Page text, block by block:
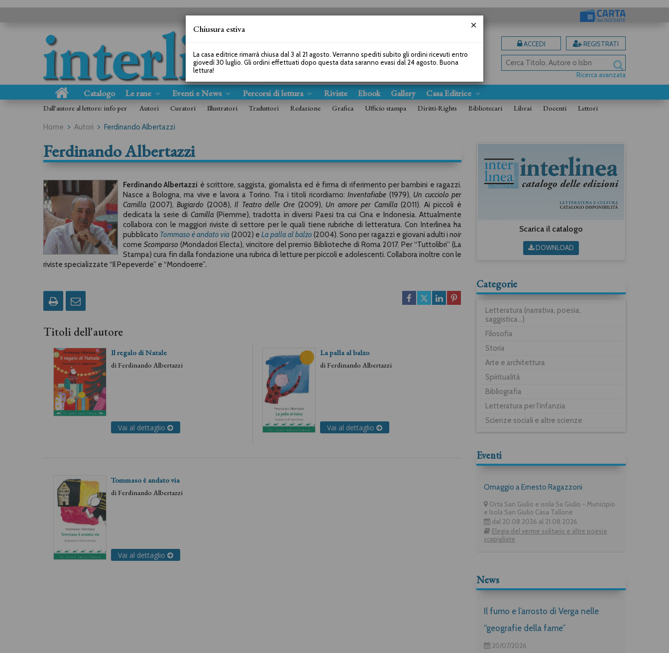
ACCEDI REGISTRATI
Ricerca avanzata
Catalogo Le rane Eventi e News Percorsi di lettura Riviste Ebook Gallery Casa Editrice
Dall'autore al lettore: info per Autori Curatori Illustratori Traduttori Redazione Grafica Ufficio stampa Diritti-Rights Bibliotecari Librai Docenti Lettori
Home Autori Ferdinando Albertazzi
Ferdinando Albertazzi
Ferdinando Albertazzi è scrittore, saggista, giornalista ed è firma di riferimento per bambini e ragazzi.
Nasce a Bologna, ma vive e lavora a Torino. Tra i titoli ricordiamo:Inventafiabe (1979), Un cucciolo per
Camilla (2007),Bugiardo (2008),Il Teatro delle Ore(2009), Un amore per Camilla(2011). Ai piccoli è
dedicata la serie di Camilla(Piemme), tradotta in diversi Paesi tra cui Cina e Indonesia. Attualmente
collabora con le maggiori riviste di settore per le quali tiene rubriche di letteratura. Con Interlinea ha
pubblicato Tommaso è andato via (2002) e La palla al balzo (2004). Sono per ragazzi e giovani adulti inoir
comeScomparso(Mondadori Electa), vincitore del premio Biblioteche di Roma 2017. Per “Tuttolibri” (La
Stampa) cura fin dalla fondazione una rubrica di letture per piccoli e adolescenti. Collabora inoltre con le
riviste specializzate “Il Pepeverde” e “Mondoerre”.
Titoli dell'autore
Il regalo di Natale
diFerdinando Albertazzi
Vai al dettaglio
La palla al balzo
diFerdinando Albertazzi
Vai al dettaglio
Tommaso è andato via
diFerdinando Albertazzi
Vai al dettaglio
Scarica il catalogo
DOWNLOAD
Categorie
Letteratura (narrativa, poesia,
saggistica...)
Filosofia
Storia
Arte e architettura
Spiritualità
Bibliografia
Letteratura per l'infanzia
Scienze sociali e altre scienze
Eventi
Omaggio a Ernesto Ragazzoni
Orta San Giulio e isola Sa Giulio - Municipio
e Isola San Giulio Casa Tallone
dal 20.08.2026 al 21.08.2026
Elegia del verme solitario e altre poesie
scapigliate
News
Il fumo e l’arrosto di Verga nelle
“geografie della fame”
20/07/2026
Chiusura estiva
La casa editrice rimarrà chiusa dal 3 al 21 agosto. Verranno spediti subito gli ordini ricevuti entro
giovedì 30 luglio. Gli ordini effettuati dopo questa data saranno evasi dal 24 agosto. Buona
lettura!